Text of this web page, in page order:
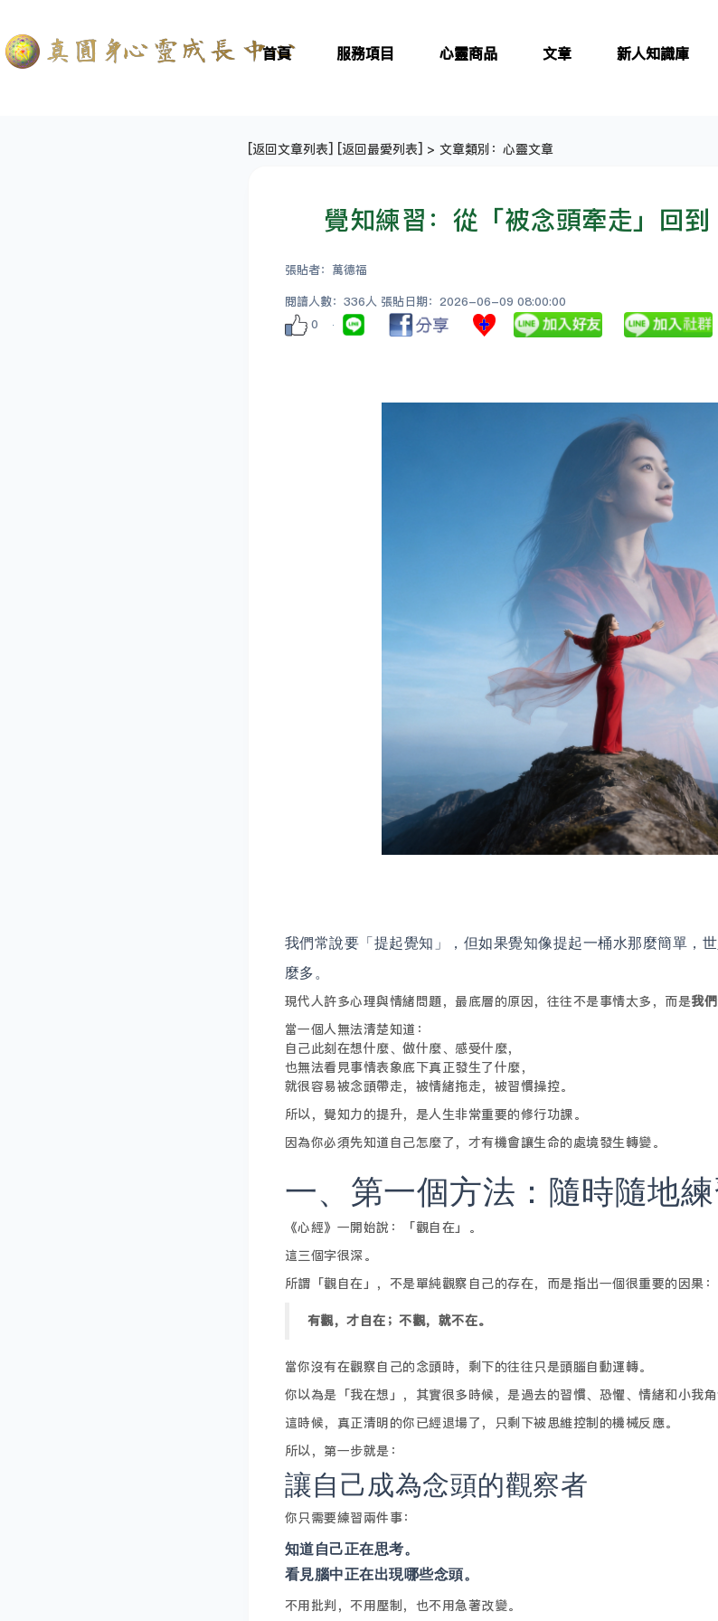
首頁 服務項目 心靈商品 文章 新人知識庫
[返回文章列表] [返回最愛列表] > 文章類別：心靈文章
覺知練習：從「被念頭牽走」回到
張貼者：萬德福
閱讀人數：336人 張貼日期：2026-06-09 08:00:00
0
我們常說要「提起覺知」，但如果覺知像提起一桶水那麼簡單，
麼多。
現代人許多心理與情緒問題，最底層的原因，往往不是事情太多，而是我
當一個人無法清楚知道：
自己此刻在想什麼、做什麼、感受什麼，
也無法看見事情表象底下真正發生了什麼，
就很容易被念頭帶走，被情緒拖走，被習慣操控。
所以，覺知力的提升，是人生非常重要的修行功課。
因為你必須先知道自己怎麼了，才有機會讓生命的處境發生轉變。
一、第一個方法：隨時隨地練
《心經》一開始說：「觀自在」。
這三個字很深。
所謂「觀自在」，不是單純觀察自己的存在，而是指出一個很重要的因果：
有觀，才自在；不觀，就不在。
當你沒有在觀察自己的念頭時，剩下的往往只是頭腦自動運轉。
你以為是「我在想」，其實很多時候，是過去的習慣、恐懼、情緒和小我角
這時候，真正清明的你已經退場了，只剩下被思維控制的機械反應。
所以，第一步就是：
讓自己成為念頭的觀察者
你只需要練習兩件事：
知道自己正在思考。
看見腦中正在出現哪些念頭。
不用批判，不用壓制，也不用急著改變。